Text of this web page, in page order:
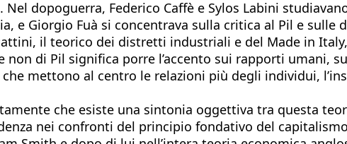
dopoguerra, Federico Caffè e Sylos Labini
e Giorgio Fuà si concentrava sulla critica al Pil e
il teorico dei distretti industriali e del Made in
di Pil significa porre l’accento sui rapporti umani,
mettono al centro le relazioni più degli individui,
che esiste una sintonia oggettiva tra questa
nei confronti del principio fondativo del